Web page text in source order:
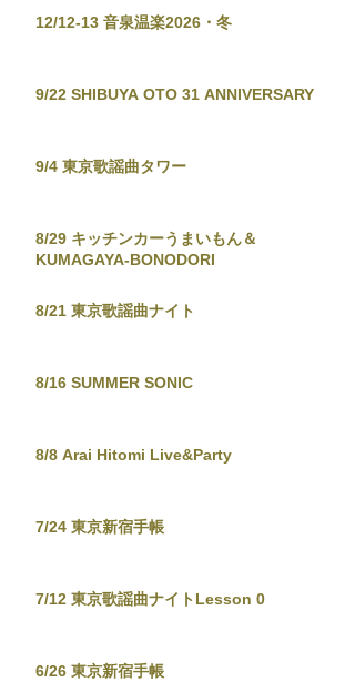
12/12-13 音泉温楽2026・冬
9/22 SHIBUYA OTO 31 ANNIVERSARY
9/4 東京歌謡曲タワー
8/29 キッチンカーうまいもん＆
KUMAGAYA-BONODORI
8/21 東京歌謡曲ナイト
8/16 SUMMER SONIC
8/8 Arai Hitomi Live&Party
7/24 東京新宿手帳
7/12 東京歌謡曲ナイトLesson 0
6/26 東京新宿手帳